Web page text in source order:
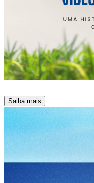
Saiba mais